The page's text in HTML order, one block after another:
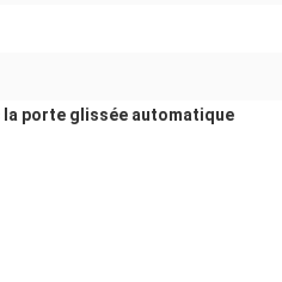
la porte glissée automatique